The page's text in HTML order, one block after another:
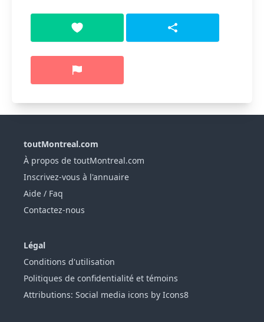
toutMontreal.com
À propos de toutMontreal.com
Inscrivez-vous à l'annuaire
Aide / Faq
Contactez-nous
Légal
Conditions d'utilisation
Politiques de confidentialité et témoins
Attributions: Social media icons by Icons8